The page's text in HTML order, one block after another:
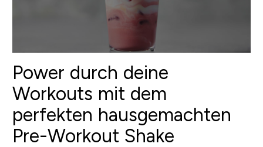
Power durch deine
Workouts mit dem
perfekten hausgemachten
Pre-Workout Shake